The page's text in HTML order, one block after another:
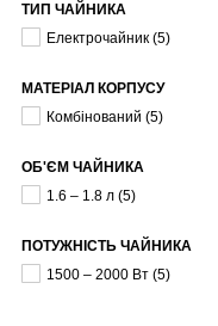
ТИП ЧАЙНИКА
Електрочайник (5)
МАТЕРІАЛ КОРПУСУ
Комбінований (5)
ОБ'ЄМ ЧАЙНИКА
1.6 – 1.8 л (5)
ПОТУЖНІСТЬ ЧАЙНИКА
1500 – 2000 Вт (5)